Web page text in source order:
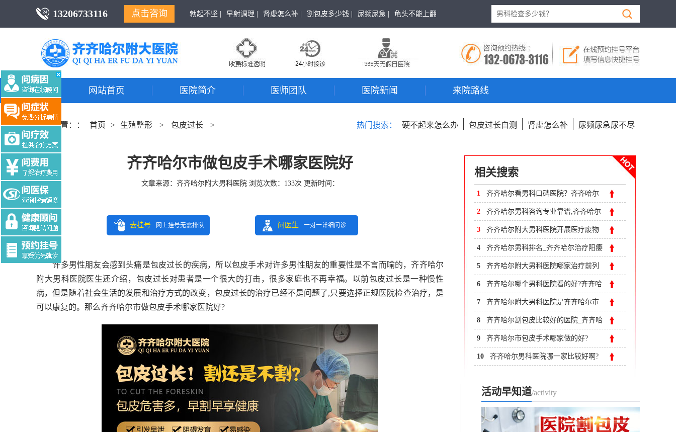
13206733116 点击咨询 勃起不坚 | 早射调理 | 肾虚怎么补 | 割包皮多少钱 | 尿频尿急 | 龟头不能上翻
网站首页 医院简介 医师团队 医院新闻 来院路线
当前位置：： 首页 > 生殖整形 > 包皮过长 > 热门搜索： 硬不起来怎么办 包皮过长自测 肾虚怎么补 尿频尿急尿不尽
齐齐哈尔市做包皮手术哪家医院好
文章来源： 齐齐哈尔附大男科医院浏览次数： 133次 更新时间：
去挂号 网上挂号无需排队 问医生 一对一详细问诊
Tag:$tag
许多男性朋友会感到头痛是包皮过长的疾病，所以包皮手术对许多男性朋友的重要性是不言而喻的，齐齐哈尔
附大男科医院医生还介绍，包皮过长对患者是一个很大的打击，很多家庭也不再幸福。以前包皮过长是一种慢性
病，但是随着社会生活的发展和治疗方式的改变，包皮过长的治疗已经不是问题了,只要选择正规医院检查治疗，是
可以康复的。 那么齐齐哈尔市做包皮手术哪家医院好?
相关搜索
1 齐齐哈尔看男科口碑医院？齐齐哈尔
附大男科医院
2 齐齐哈尔男科咨询专业靠谱,齐齐哈尔
附大医院
3 齐齐哈尔附大男科医院开展医疗废物
处理培训
4 齐齐哈尔男科排名_齐齐哈尔治疗阳痿
去哪家医院？
5 齐齐哈尔附大男科医院哪家治疗前列
腺炎好?
6 齐齐哈尔哪个男科医院看的好?齐齐哈
尔附大男科医院
7 齐齐哈尔附大男科医院是齐齐哈尔市
专业正规现代化的老牌男科医院
8 齐齐哈尔割包皮比较好的医院_齐齐哈
尔割包皮的医院哪个好
9 齐齐哈尔市包皮手术哪家做的好?
10 齐齐哈尔男科医院哪一家比较好啊?
活动早知道/activity